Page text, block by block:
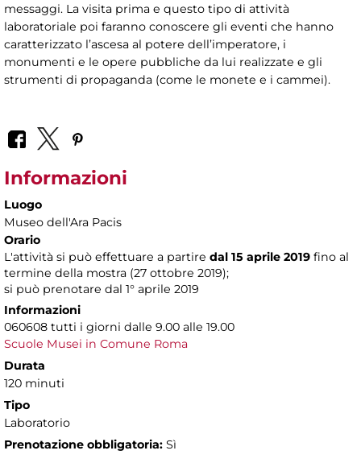
messaggi. La visita prima e questo tipo di attività
laboratoriale poi faranno conoscere gli eventi che hanno
caratterizzato l’ascesa al potere dell’imperatore, i
monumenti e le opere pubbliche da lui realizzate e gli
strumenti di propaganda (come le monete e i cammei).
Informazioni
Luogo
Museo dell'Ara Pacis
Orario
L'attività si può effettuare a partire dal 15 aprile 2019 fino al
termine della mostra (27 ottobre 2019);
si può prenotare dal 1° aprile 2019
Informazioni
060608 tutti i giorni dalle 9.00 alle 19.00
Scuole Musei in Comune Roma
Durata
120 minuti
Tipo
Laboratorio
Prenotazione obbligatoria: Sì